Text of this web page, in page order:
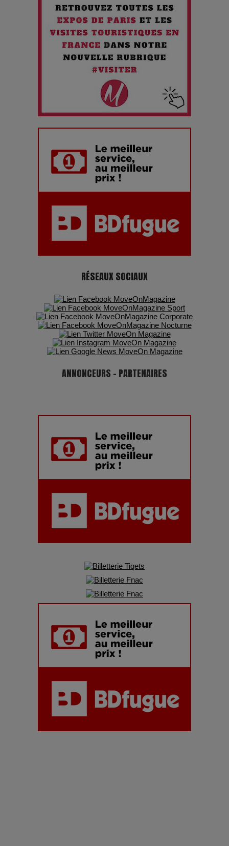
Chien 51 - Quand l’IA prend le pouvoir : une plongée dans un
futur troublant
Maïra Kerey, la “voix d’or du Kazakhstan”, célèbre ses 30
ans de carrière à la Salle Gaveau
Les dessous de la fast fashion : un désastre écologique en
7 Techniques Secrètes des Photographes de Stars
Adieu Jean-Pat : rire au bord du précipice
Pharaonic Festival 2025 : 10 ans d’électro sous les
montagnes, une fête à ne pas manquer
RÉSEAUX SOCIAUX
ANNONCEURS - PARTENAIRES